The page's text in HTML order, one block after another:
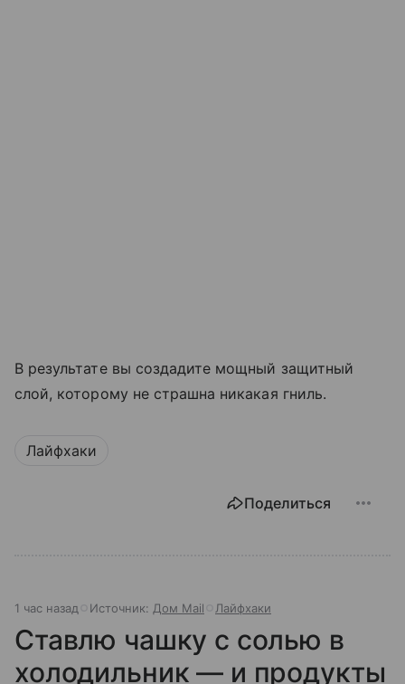
В результате вы создадите мощный защитный
слой, которому не страшна никакая гниль.
Лайфхаки
Поделиться
1 час назад Источник: Дом Mail Лайфхаки
Ставлю чашку с солью в
холодильник — и продукты